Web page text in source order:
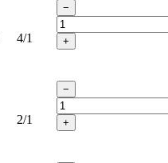
4/1
−
+
2/1
−
+